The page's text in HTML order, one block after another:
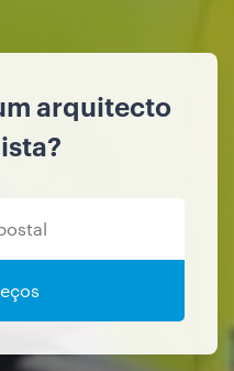
arquitecto